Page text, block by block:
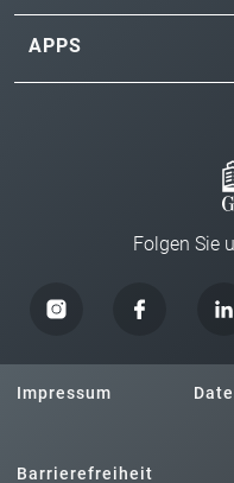
APPS
Folgen Sie
Impressum
Barrierefreiheit